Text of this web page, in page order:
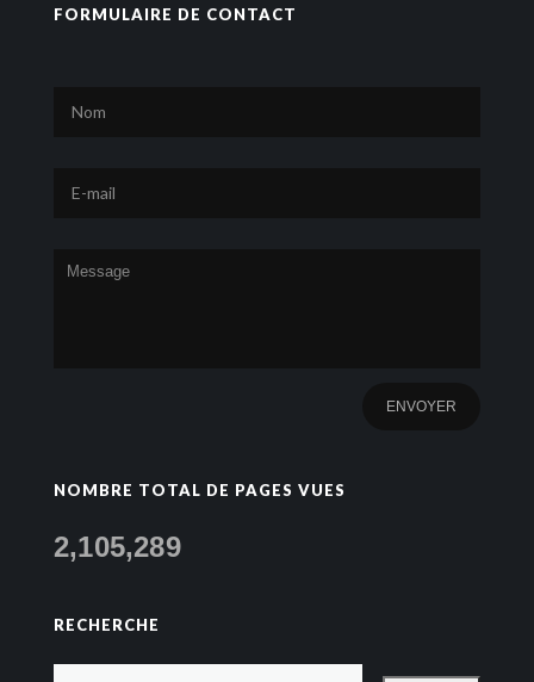
FORMULAIRE DE CONTACT
NOMBRE TOTAL DE PAGES VUES
2,105,289
RECHERCHE